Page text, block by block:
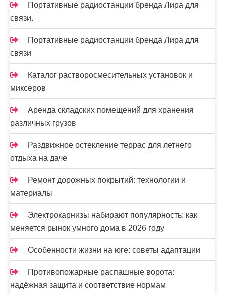
Портативные радиостанции бренда Лира для
связи.
Портативные радиостанции бренда Лира для
связи
Каталог растворосмесительных установок и
миксеров
Аренда складских помещений для хранения
различных грузов
Раздвижное остекление террас для летнего
отдыха на даче
Ремонт дорожных покрытий: технологии и
материалы
Электрокарнизы набирают популярность: как
меняется рынок умного дома в 2026 году
Особенности жизни на юге: советы адаптации
Противопожарные распашные ворота:
надёжная защита и соответствие нормам